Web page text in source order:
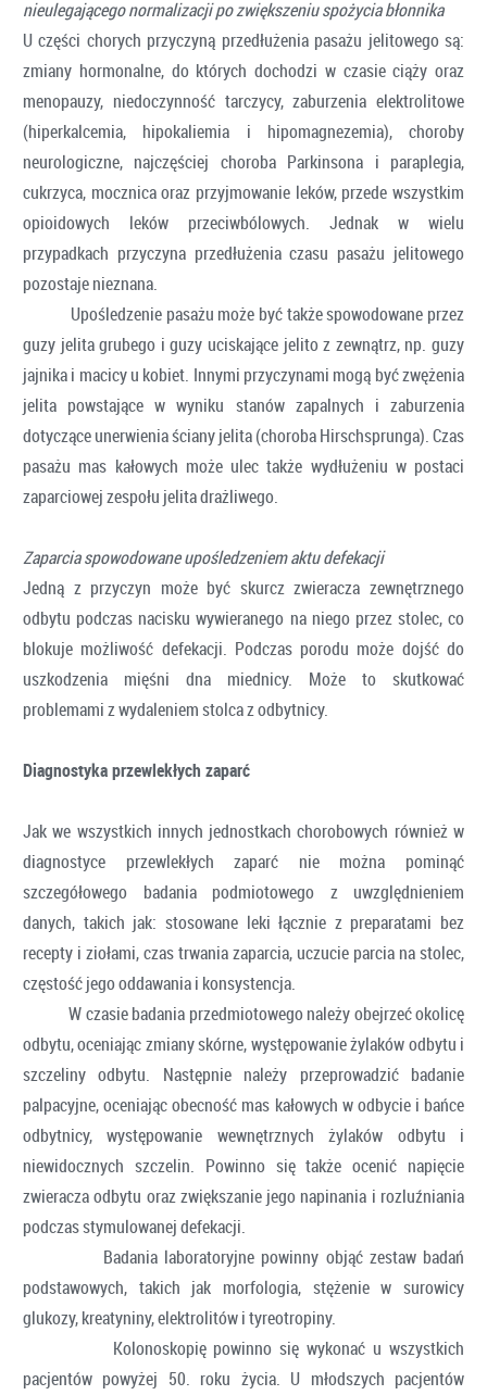
nieulegającego normalizacji po zwiększeniu spożycia błonnika
U części chorych przyczyną przedłużenia pasażu jelitowego są:
zmiany hormonalne, do których dochodzi w czasie ciąży oraz
menopauzy, niedoczynność tarczycy, zaburzenia elektrolitowe
(hiperkalcemia, hipokaliemia i hipomagnezemia), choroby
neurologiczne, najczęściej choroba Parkinsona i paraplegia,
cukrzyca, mocznica oraz przyjmowanie leków, przede wszystkim
opioidowych leków przeciwbólowych. Jednak w wielu
przypadkach przyczyna przedłużenia czasu pasażu jelitowego
pozostaje nieznana.
Upośledzenie pasażu może być także spowodowane przez
guzy jelita grubego i guzy uciskające jelito z zewnątrz, np. guzy
jajnika i macicy u kobiet. Innymi przyczynami mogą być zwężenia
jelita powstające w wyniku stanów zapalnych i zaburzenia
dotyczące unerwienia ściany jelita (choroba Hirschsprunga). Czas
pasażu mas kałowych może ulec także wydłużeniu w postaci
zaparciowej zespołu jelita drażliwego.
Zaparcia spowodowane upośledzeniem aktu defekacji
Jedną z przyczyn może być skurcz zwieracza zewnętrznego
odbytu podczas nacisku wywieranego na niego przez stolec, co
blokuje możliwość defekacji. Podczas porodu może dojść do
uszkodzenia mięśni dna miednicy. Może to skutkować
problemami z wydaleniem stolca z odbytnicy.
Diagnostyka przewlekłych zaparć
Jak we wszystkich innych jednostkach chorobowych również w
diagnostyce przewlekłych zaparć nie można pominąć
szczegółowego badania podmiotowego z uwzględnieniem
danych, takich jak: stosowane leki łącznie z preparatami bez
recepty i ziołami, czas trwania zaparcia, uczucie parcia na stolec,
częstość jego oddawania i konsystencja.
W czasie badania przedmiotowego należy obejrzeć okolicę
odbytu, oceniając zmiany skórne, występowanie żylaków odbytu i
szczeliny odbytu. Następnie należy przeprowadzić badanie
palpacyjne, oceniając obecność mas kałowych w odbycie i bańce
odbytnicy, występowanie wewnętrznych żylaków odbytu i
niewidocznych szczelin. Powinno się także ocenić napięcie
zwieracza odbytu oraz zwiększanie jego napinania i rozluźniania
podczas stymulowanej defekacji.
Badania laboratoryjne powinny objąć zestaw badań
podstawowych, takich jak morfologia, stężenie w surowicy
glukozy, kreatyniny, elektrolitów i tyreotropiny.
Kolonoskopię powinno się wykonać u wszystkich
pacjentów powyżej 50. roku życia. U młodszych pacjentów